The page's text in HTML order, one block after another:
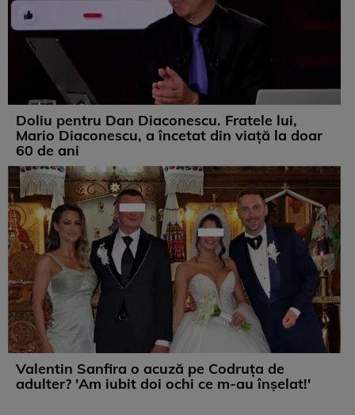
Doliu pentru Dan Diaconescu. Fratele lui,
Mario Diaconescu, a încetat din viață la doar
60 de ani
Valentin Sanfira o acuză pe Codruța de
adulter? 'Am iubit doi ochi ce m-au înșelat!'